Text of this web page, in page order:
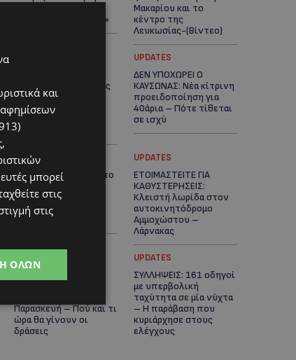
ξανασηκώσει άγκυρα»
Μακαρίου και το
κέντρο της
Λευκωσίας-(Βίντεο)
ΛΕΥΚΩΣΙΑ: Χειροπέδες
και στη σύζυγο του
27χρονου – Φέρεται
να παραπλάνησε την
Αστυνομία
UPDATES
ΔΕΝ ΥΠΟΧΩΡΕΙ Ο
ΚΑΥΣΩΝΑΣ: Νέα κίτρινη
προειδοποίηση για
40άρια – Πότε τίθεται
σε ισχύ
UPDATES
VIRAL: Κοράκι πήρε στο
κυνήγι γυναίκα – Η
απρόσμενη επίθεση
καταγράφηκε σε
βίντεο
UPDATES
ΕΤΟΙΜΑΣΤΕΙΤΕ ΓΙΑ
ΚΑΘΥΣΤΕΡΗΣΕΙΣ:
Κλειστή λωρίδα στον
αυτοκινητόδρομο
Αμμοχώστου –
Λάρνακας
Παρασκευή – Πού και τι
ώρα θα γίνουν οι
δράσεις
UPDATES
ΣΥΛΛΗΨΕΙΣ: 161 οδηγοί
με υπερβολική
ταχύτητα σε μία νύχτα
– Η παράβαση που
κυριάρχησε στους
ελέγχους
και
μπορεί
στις
στις
ΌΛΩΝ